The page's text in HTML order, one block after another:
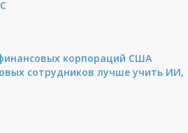
корпораций США
сотрудников лучше учить ИИ,